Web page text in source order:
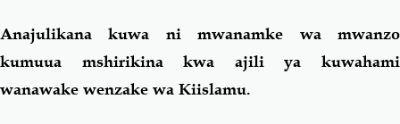
Anajulikana kuwa ni mwanamke wa mwanzo
kumuua mshirikina kwa ajili ya kuwahami
wanawake wenzake wa Kiislamu.